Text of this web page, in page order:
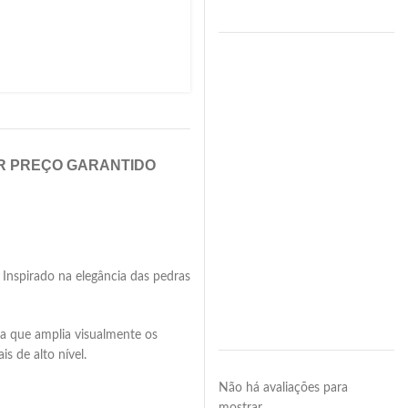
PREÇO GARANTIDO
na elegância das pedras
que amplia visualmente os
de alto nível.
Não há avaliações para